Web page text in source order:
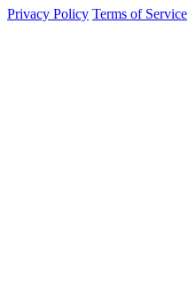
Privacy Policy Terms of Service